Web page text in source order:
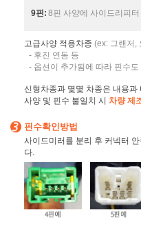
9핀: 8핀 사양에 사이드리피
고급사양 적용차종 (ex: 그랜저,
- 후진 연동 등
- 옵션이 추가됨에 따라 핀수
신형차종과 몇몇 차종은 내용과
사양 및 핀수 불일치 시 차량 제
핀수확인방법
사이드미러를 분리 후 커넥터
다.